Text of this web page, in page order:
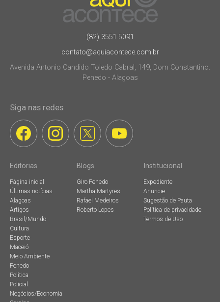
(82) 3551.5091
contato@aquiacontece.com.br
Avenida Antonio Candido Toledo Cabral, 149, Dom Constantino.
Penedo - Alagoas
Siga nas redes
Editorias
Página inicial
Últimas notícias
Alagoas
Artigos
Brasil/Mundo
Cultura
Esporte
Maceió
Meio Ambiente
Penedo
Política
Policial
Negócios/Economia
Blogs
Giro Penedo
Martha Martyres
Rafael Medeiros
Roberto Lopes
Institucional
Expediente
Anuncie
Sugestão de Pauta
Política de privacidade
Termos de Uso